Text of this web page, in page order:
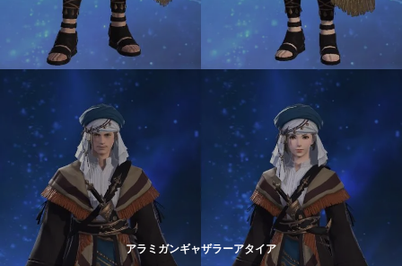
アラミガンギャザラーアタイア